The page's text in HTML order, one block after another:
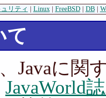
リティ | Linux| FreeBSD| DB|
て
Javaに関
JavaWorld